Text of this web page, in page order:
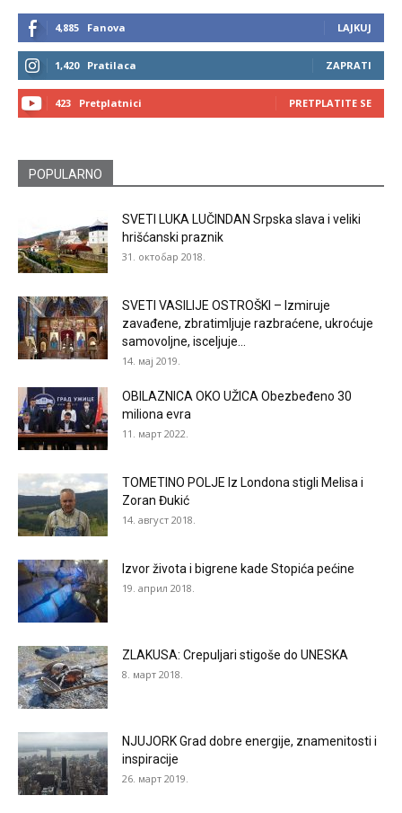
4,885 Fanova LAJKUJ
1,420 Pratilaca ZAPRATI
423 Pretplatnici PRETPLATITE SE
POPULARNO
SVETI LUKA LUČINDAN Srpska slava i veliki
hrišćanski praznik
31. октобар 2018.
SVETI VASILIJE OSTROŠKI – Izmiruje
zavađene, zbratimljuje razbraćene, ukroćuje
samovoljne, isceljuje...
14. мај 2019.
OBILAZNICA OKO UŽICA Obezbeđeno 30
miliona evra
11. март 2022.
TOMETINO POLJE Iz Londona stigli Melisa i
Zoran Đukić
14. август 2018.
Izvor života i bigrene kade Stopića pećine
19. април 2018.
ZLAKUSA: Crepuljari stigoše do UNESKA
8. март 2018.
NJUJORK Grad dobre energije, znamenitosti i
inspiracije
26. март 2019.